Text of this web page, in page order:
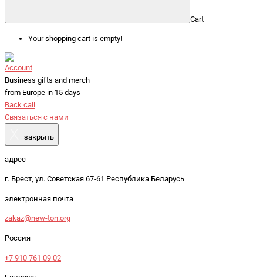
Cart
Your shopping cart is empty!
Account
Business gifts and merch
from Europe in 15 days
Back call
Связаться с нами
закрыть
адрес
г. Брест, ул. Советская 67-61 Республика Беларусь
электронная почта
zakaz@new-ton.org
Россия
+7 910 761 09 02